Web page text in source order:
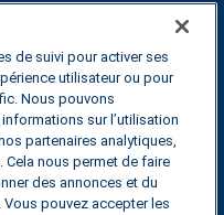
de suivi pour activer ses
utilisateur ou pour
Nous pouvons
sur l’utilisation
partenaires analytiques,
nous permet de faire
des annonces et du
pouvez accepter les